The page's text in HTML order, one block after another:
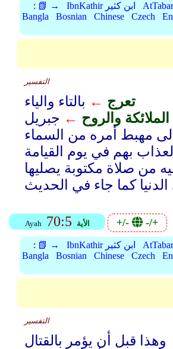
: 📗 → IbnKathir ابن كثير
Bangla
Bosnian Chinese Czech
التفسير
تعرج ← بالتاء والياء
الملائكة والروح ← جبريل
إلى مهبط أمره من السماء
بهم في يوم القيامة
من صلاة مكتوبة يصليها
Ayah 70:5 الأية +/- -/+
: 📗 → IbnKathir ابن كثير
Bangla
Bosnian Chinese Czech
التفسير
وهذا قبل أن يؤمر بالقتال